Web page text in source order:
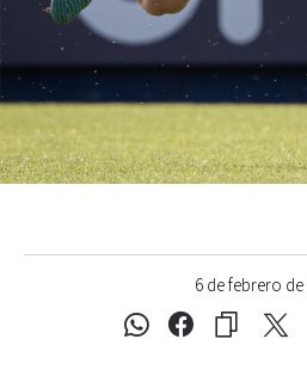
6 de febrero de